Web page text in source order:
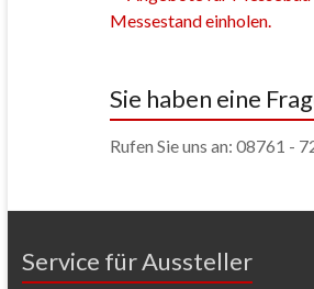
Sie haben eine
Rufen Sie uns an: 08761 -
Service für Aussteller